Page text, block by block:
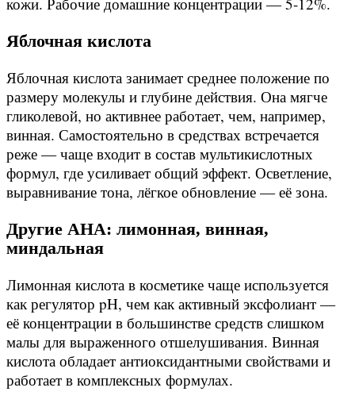
Яблочная кислота
Яблочная кислота занимает среднее положение по
размеру молекулы и глубине действия. Она мягче
гликолевой, но активнее работает, чем, например,
винная. Самостоятельно в средствах встречается
реже — чаще входит в состав мультикислотных
формул, где усиливает общий эффект. Осветление,
выравнивание тона, лёгкое обновление — её зона.
Другие AHA: лимонная, винная,
миндальная
Лимонная кислота в косметике чаще используется
как регулятор pH, чем как активный эксфолиант —
её концентрации в большинстве средств слишком
малы для выраженного отшелушивания. Винная
кислота обладает антиоксидантными свойствами и
работает в комплексных формулах.